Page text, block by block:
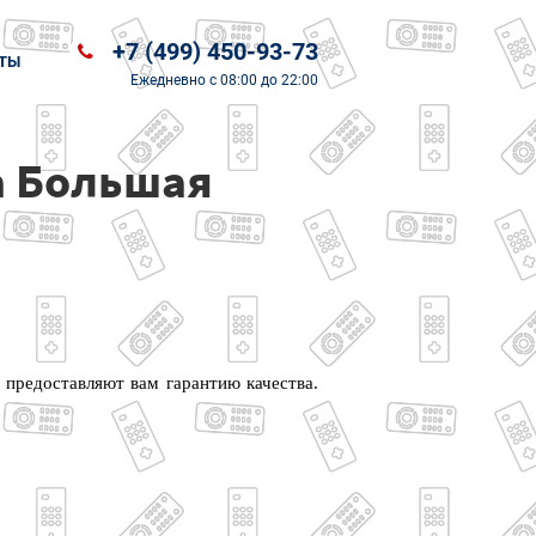
+7 (499) 450-93-73
Ежедневно с 08:00 до 22:00
Большая
вам гарантию качества.